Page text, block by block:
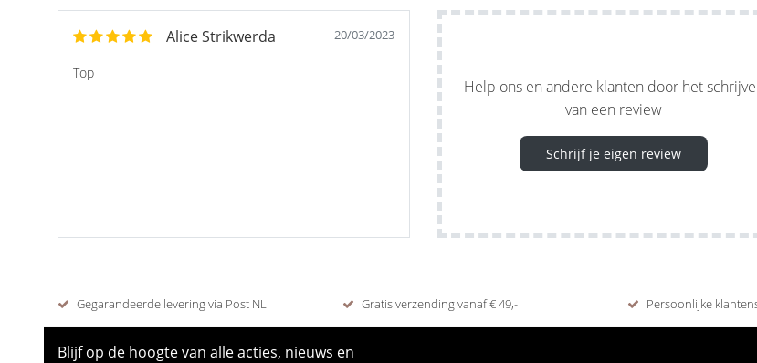
Alice Strikwerda 20/03/2023
Top
Help ons en andere klanten door het
van een review
Schrijf je eigen review
Gegarandeerde levering via Post NL Gratis verzending vanaf € 49,- Persoonlijke
Blijf op de hoogte van alle acties, nieuws en